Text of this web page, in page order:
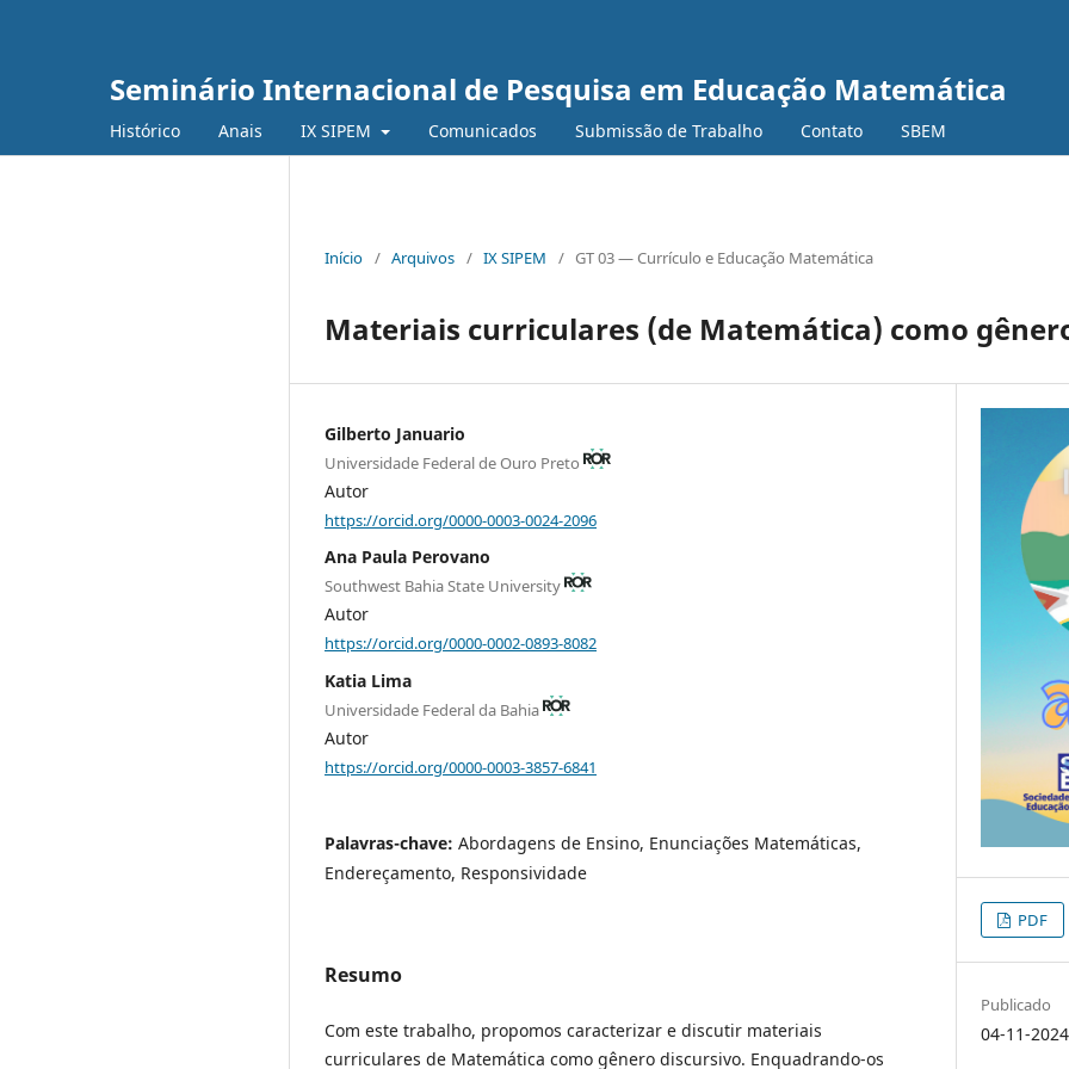
Seminário Internacional de Pesquisa em Educação Matemática
Histórico Anais IX SIPEM Comunicados Submissão de Trabalho Contato SBEM
Início / Arquivos / IX SIPEM / GT 03 — Currículo e Educação Matemática
Materiais curriculares (de Matemática) como
Gilberto Januario
Universidade Federal de Ouro Preto
Autor
https://orcid.org/0000-0003-0024-2096
Ana Paula Perovano
Southwest Bahia State University
Autor
https://orcid.org/0000-0002-0893-8082
Katia Lima
Universidade Federal da Bahia
Autor
https://orcid.org/0000-0003-3857-6841
Palavras-chave: Abordagens de Ensino, Enunciações Matemáticas,
Endereçamento, Responsividade
Resumo
Com este trabalho, propomos caracterizar e discutir materiais
curriculares de Matemática como gênero discursivo. Enquadrando-os
PDF
Publicado
04-11-2024